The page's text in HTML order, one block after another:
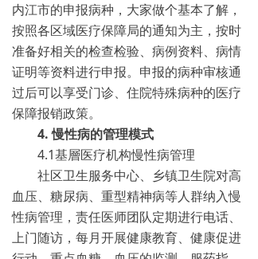
内江市的申报病种，大家做个基本了解，
按照各区域医疗保障局的通知为主，按时
准备好相关的检查检验、病例资料、病情
证明等资料进行申报。申报的病种审核通
过后可以享受门诊、住院特殊病种的医疗
保障报销政策。
4. 慢性病的管理模式
4.1基層医疗机构慢性病管理
社区卫生服务中心、乡镇卫生院对高
血压、糖尿病、重型精神病等人群纳入慢
性病管理，责任医师团队定期进行电话、
上门随访，每月开展健康教育、健康促进